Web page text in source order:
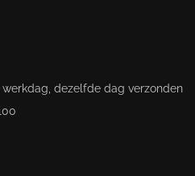
dezelfde dag verzonden